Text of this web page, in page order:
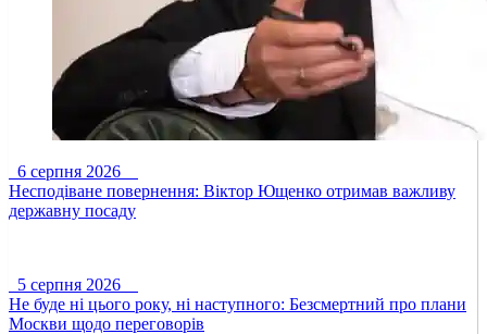
6 серпня 2026
Несподіване повернення: Віктор Ющенко отримав важливу
державну посаду
5 серпня 2026
Не буде ні цього року, ні наступного: Безсмертний про плани
Москви щодо переговорів